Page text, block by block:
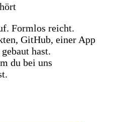
Formlos reicht.
GitHub, einer App
hast.
du bei uns